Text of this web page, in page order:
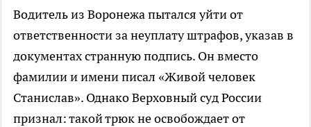
Водитель из Воронежа пытался уйти от
ответственности за неуплату штрафов, указав в
документах странную подпись. Он вместо
фамилии и имени писал «Живой человек
Станислав». Однако Верховный суд России
признал: такой трюк не освобождает от